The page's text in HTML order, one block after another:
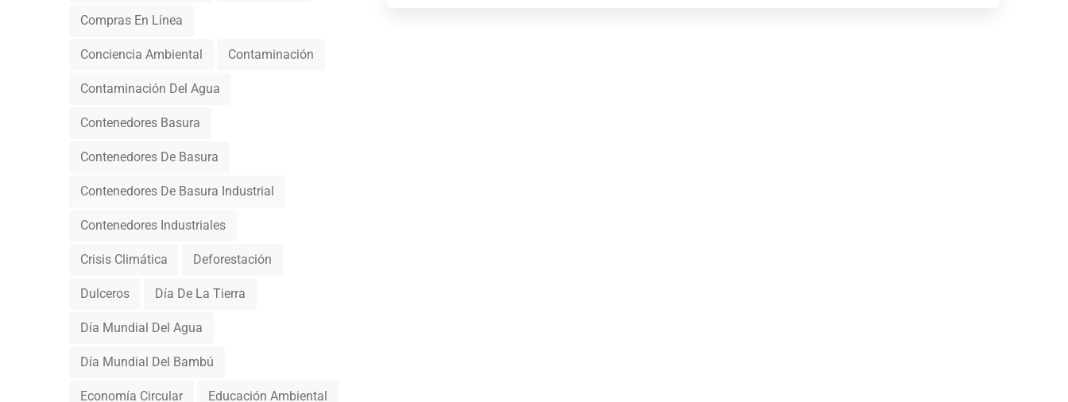
Compras En Línea
Conciencia Ambiental Contaminación
Contaminación Del Agua
Contenedores Basura
Contenedores De Basura
Contenedores De Basura Industrial
Contenedores Industriales
Crisis Climática Deforestación
Dulceros Día De La Tierra
Día Mundial Del Agua
Día Mundial Del Bambú
Economía Circular Educación Ambiental